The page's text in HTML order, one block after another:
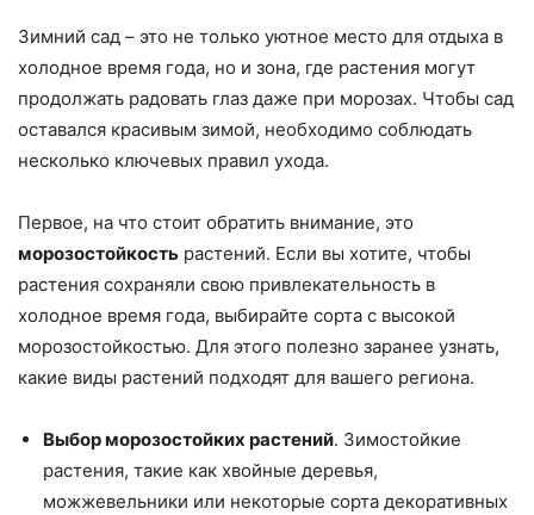
Зимний сад – это не только уютное место для отдыха в
холодное время года, но и зона, где растения могут
продолжать радовать глаз даже при морозах. Чтобы сад
оставался красивым зимой, необходимо соблюдать
несколько ключевых правил ухода.
Первое, на что стоит обратить внимание, это
морозостойкость растений. Если вы хотите, чтобы
растения сохраняли свою привлекательность в
холодное время года, выбирайте сорта с высокой
морозостойкостью. Для этого полезно заранее узнать,
какие виды растений подходят для вашего региона.
Выбор морозостойких растений. Зимостойкие
растения, такие как хвойные деревья,
можжевельники или некоторые сорта декоративных